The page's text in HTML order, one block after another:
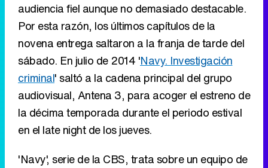
audiencia fiel aunque no demasiado destacable.
Por esta razón, los últimos capítulos de la
novena entrega saltaron a la franja de tarde del
sábado. En julio de 2014 'Navy. Investigación
criminal' saltó a la cadena principal del grupo
audiovisual, Antena 3, para acoger el estreno de
la décima temporada durante el periodo estival
en el late night de los jueves.
'Navy', serie de la CBS, trata sobre un equipo de